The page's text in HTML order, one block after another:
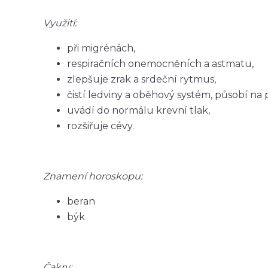
Využití:
při migrénách,
respiračních onemocněních a astmatu,
zlepšuje zrak a srdeční rytmus,
čistí ledviny a oběhový systém, působí na
uvádí do normálu krevní tlak,
rozšiřuje cévy.
Znamení horoskopu:
beran
býk